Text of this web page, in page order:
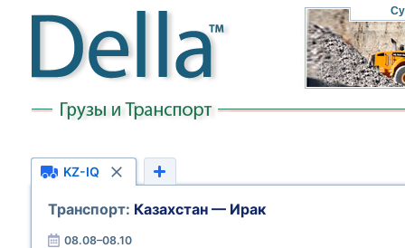
KZ-IQ
Транспорт: Казахстан — Ирак
08.08–08.10